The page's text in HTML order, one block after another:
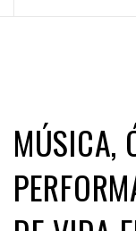
MÚSICA,